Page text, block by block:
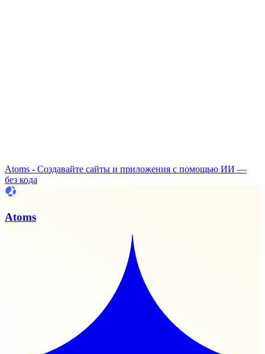
Atoms - Создавайте сайты и приложения с помощью ИИ —
без кода
Atoms